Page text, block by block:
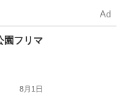
Ad
園フリマ
8月1日